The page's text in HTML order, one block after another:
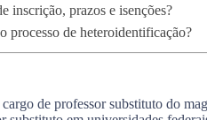
inscrição, prazos e isenções?
processo de heteroidentificação?
de professor substituto do